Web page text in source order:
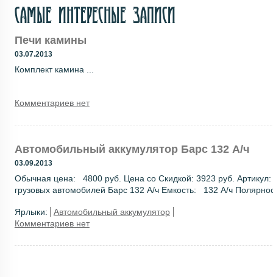
Самые интересные записи
Печи камины
03.07.2013
Комплект камина ...
Комментариев нет
Автомобильный аккумулятор Барс 132 А/ч
03.09.2013
Обычная цена: 4800 руб. Цена со Скидкой: 3923 руб.
грузовых автомобилей Барс 132 А/ч Емкость: 132 А/ч
Ярлыки:
Автомобильный аккумулятор
Комментариев нет